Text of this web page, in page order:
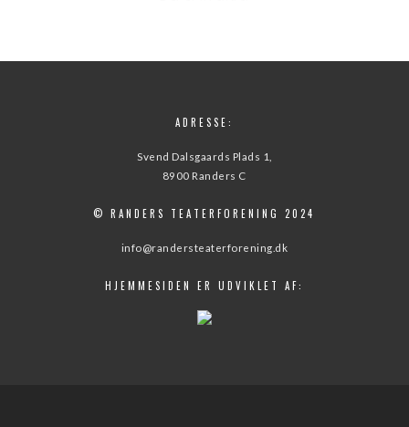
ADRESSE:
Svend Dalsgaards Plads 1,
8900 Randers C
© RANDERS TEATERFORENING 2024
info@randersteaterforening.dk
HJEMMESIDEN ER UDVIKLET AF: